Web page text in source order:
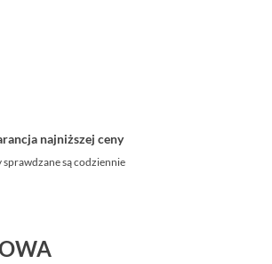
najniższej ceny
sprawdzane są codziennie